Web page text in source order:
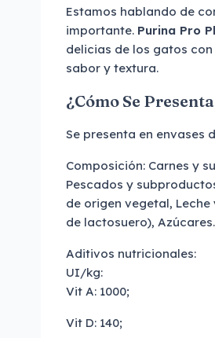
Estamos hablando de
importante. Purina Pro
delicias de los gatos
sabor y textura.
¿Cómo Se
Se presenta en envases
Composición: Carnes y
Pescados y
de origen vegetal,
de lactosuero), Azúcares.
Aditivos nutricionales:
UI/kg:
Vit A: 1000;
Vit D: 140;